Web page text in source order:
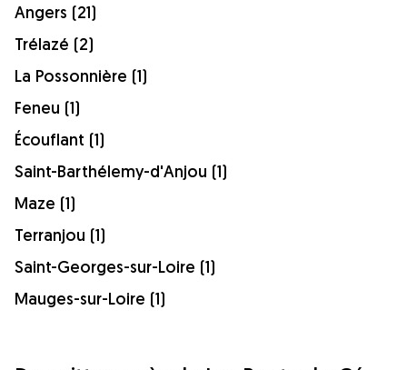
Angers (21)
Trélazé (2)
La Possonnière (1)
Feneu (1)
Écouflant (1)
Saint-Barthélemy-d'Anjou (1)
Maze (1)
Terranjou (1)
Saint-Georges-sur-Loire (1)
Mauges-sur-Loire (1)